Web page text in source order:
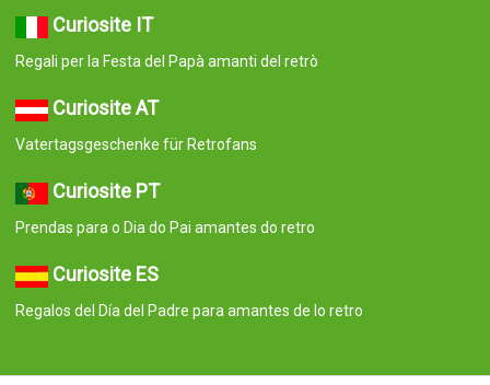
Curiosite IT
Regali per la Festa del Papà amanti del retrò
Curiosite AT
Vatertagsgeschenke für Retrofans
Curiosite PT
Prendas para o Dia do Pai amantes do retro
Curiosite ES
Regalos del Día del Padre para amantes de lo retro